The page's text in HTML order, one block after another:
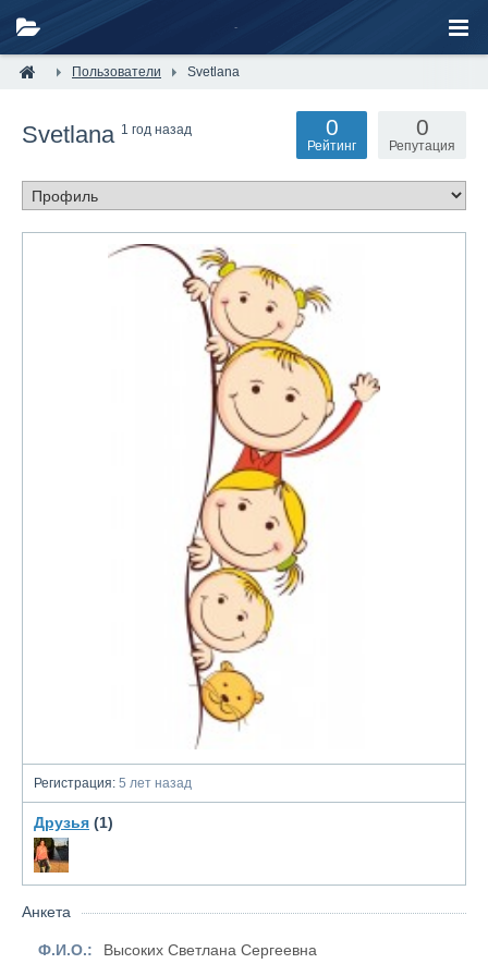
Пользователи Svetlana
Svetlana 1 год назад 0
Репутация
0
Рейтинг
Регистрация: 5 лет назад
Друзья (1)
Анкета
Ф.И.О.: Высоких Светлана Сергеевна